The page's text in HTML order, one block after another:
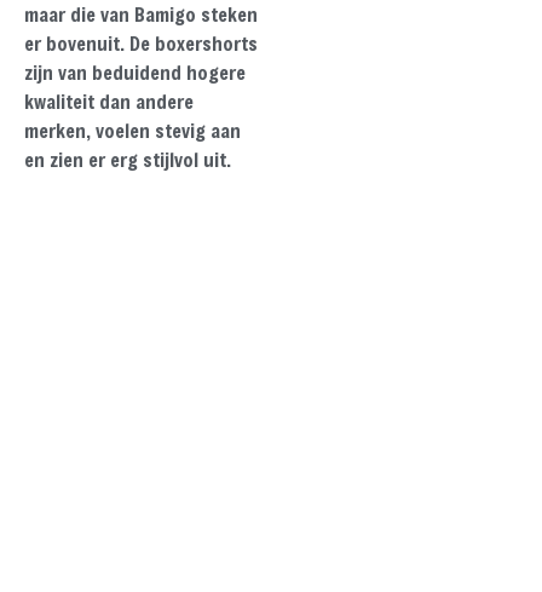
maar die van Bamigo steken
er bovenuit. De boxershorts
zijn van beduidend hogere
kwaliteit dan andere
merken, voelen stevig aan
en zien er erg stijlvol uit.